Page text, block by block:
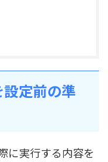
定前の準
に実行する内容を